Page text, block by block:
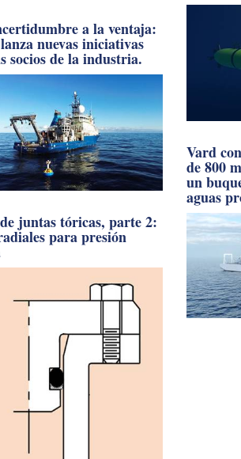
a la ventaja:
nuevas iniciativas
socios de la industria.
juntas tóricas, parte 2:
para presión
Vard
de 800
un
aguas